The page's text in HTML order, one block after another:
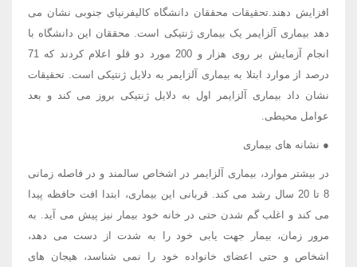
افزایش دهند.تحقیقات محققان دانشگاه کالیفرنیای جنوبی نشان می
دهد بیماری آلزایمر یک بیماری ژنتیکی است. محققان این دانشگاه با
انجام آزمایش بر روی هزار و 200 مورد دو قلو اعلام کردند که 71
درصد از موارد ابتلا به بیماری آلزایمر به دلایل ژنتیکی است. تحقیقات
نشان داد بیماری آلزایمر اول به دلایل ژنتیکی بروز می کند و بعد
عوامل محیطی.
● نشانه های بیماری
در بیشتر موارد، بیماری آلزایمر در اشخاص سالمند و در فاصله زمانی
8 تا 20 سال رشد می کند. قربانی این بیماری، ابتدا افت حافظه پیدا
می کند و اغلب گم شدن حتی در خانه خود بیمار نیز پیش می آید. به
مرور زمان، بیمار جهت یابی خود را به شدت از دست می دهد،
اشخاص و حتی اعضای خانواده خود را نمی شناسد، هیجان های